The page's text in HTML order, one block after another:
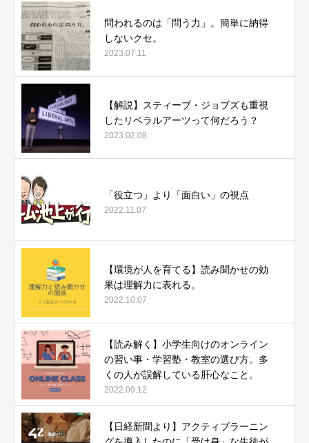
問われるのは「問う力」。簡単に納得
しないクセ。
2023.07.11
【解説】スティーブ・ジョブズも重視
したリベラルアーツって何だろう？
2023.02.08
「役立つ」より「面白い」の視点
2022.11.07
【環境が人を育てる】読み聞かせの効
果は理解力に表れる。
2022.10.07
【読み解く】小学生向けのオンライン
の習い事・学習塾・教室の選び方。多
くの人が誤解している肝心なこと。
2022.09.12
【日経新聞より】アクティブラーニン